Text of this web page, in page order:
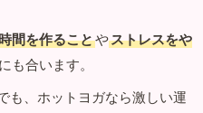
間を作ることやストレスをや
も合います。
も、ホットヨガなら激しい運